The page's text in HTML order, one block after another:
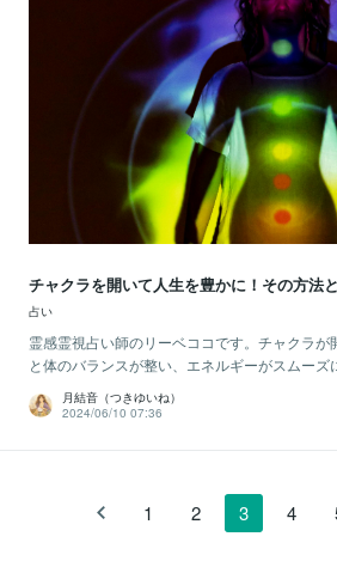
チャクラを開いて人生を豊かに！その方法
占い
霊感霊視占い師のリーベココです。チャクラ
と体のバランスが整い、エネルギーがスムーズ
月結音（つきゆいね）
2024/06/10 07:36
1 2 3 4